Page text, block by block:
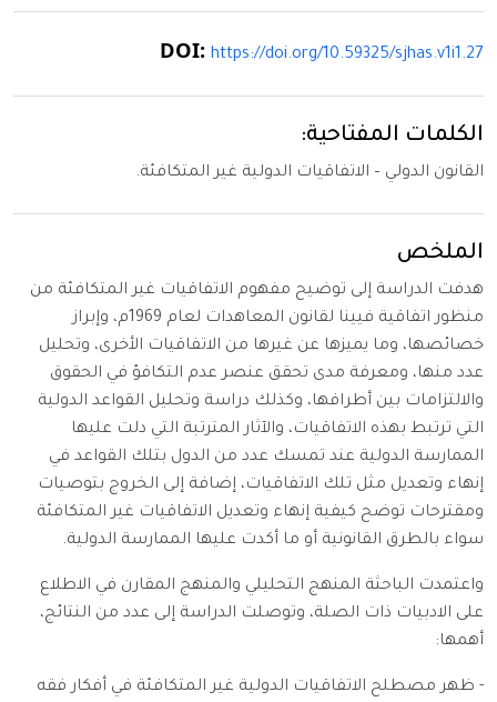
DOI: https://doi.org/10.59325/sjhas.v1i1.27
الكلمات المفتاحية:
القانون الدولي – الاتفاقيات الدولية غير المتكافئة.
الملخص
هدفت الدراسة إلى توضيح مفهوم الاتفاقيات غير المتكافئة من
منظور اتفاقية فيينا لقانون المعاهدات لعام 1969م، وإبراز
خصائصها، وما يميزها عن غيرها من الاتفاقيات الأخرى، وتحليل
عدد منها، ومعرفة مدى تحقق عنصر عدم التكافؤ في الحقوق
والالتزامات بين أطرافها، وكذلك دراسة وتحليل القواعد الدولية
التي ترتبط بهذه الاتفاقيات، والآثار المترتبة التي دلت عليها
الممارسة الدولية عند تمسك عدد من الدول بتلك القواعد في
إنهاء وتعديل مثل تلك الاتفاقيات، إضافة إلى الخروج بتوصيات
ومقترحات توضح كيفية إنهاء وتعديل الاتفاقيات غير المتكافئة
سواء بالطرق القانونية أو ما أكدت عليها الممارسة الدولية.
واعتمدت الباحثة المنهج التحليلي والمنهج المقارن في الاطلاع
على الادبيات ذات الصلة، وتوصلت الدراسة إلى عدد من النتائج،
أهمها:
- ظهر مصطلح الاتفاقيات الدولية غير المتكافئة في أفكار فقه